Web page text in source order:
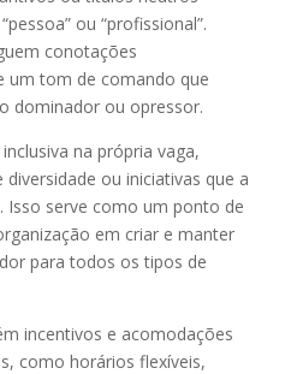
ou “profissional”.
conotações
um tom de comando que
dominador ou opressor.
na própria vaga,
ou iniciativas que a
Isso serve como um ponto de
em criar e manter
para todos os tipos de
incentivos e acomodações
como horários flexíveis,